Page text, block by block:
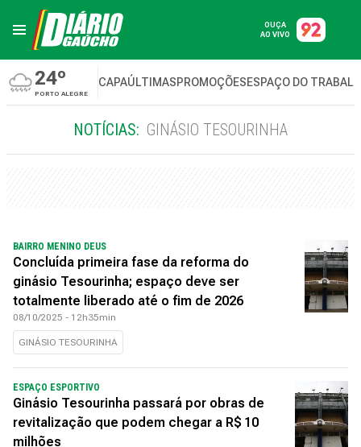
OUÇA
AO VIVO
24º
PORTO ALEGRE
CAPAÚLTIMASPROMOÇÕESESPAÇO DO
NOTÍCIAS: GINÁSIO TESOURINHA
BAIRRO MENINO DEUS
Concluída primeira fase da reforma do
ginásio Tesourinha; espaço deve ser
totalmente liberado até o fim de 2026
08/10/2025 - 12h35min
GINÁSIO TESOURINHA
ESPAÇO ESPORTIVO
Ginásio Tesourinha passará por obras de
revitalização que podem chegar a R$ 10
milhões